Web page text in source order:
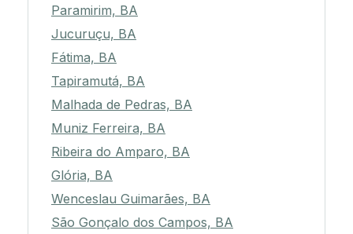
Paramirim, BA
Jucuruçu, BA
Fátima, BA
Tapiramutá, BA
Malhada de Pedras, BA
Muniz Ferreira, BA
Ribeira do Amparo, BA
Glória, BA
Wenceslau Guimarães, BA
São Gonçalo dos Campos, BA